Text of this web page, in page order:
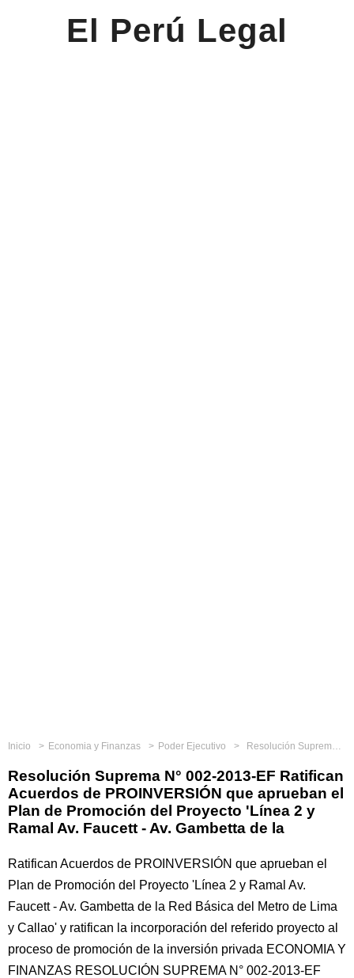
El Perú Legal
Inicio Economia y Finanzas Poder Ejecutivo Resolución Suprema N° 002-2013-EF Ratifican Acuerdos de PROINVERSIÓN que aprueban el Plan de Promoción del Proyecto 'Línea 2 y Ramal Av. Faucett - Av. Gambetta de la
Resolución Suprema N° 002-2013-EF Ratifican
Acuerdos de PROINVERSIÓN que aprueban el
Plan de Promoción del Proyecto 'Línea 2 y
Ramal Av. Faucett - Av. Gambetta de la
Ratifican Acuerdos de PROINVERSIÓN que aprueban el
Plan de Promoción del Proyecto 'Línea 2 y Ramal Av.
Faucett - Av. Gambetta de la Red Básica del Metro de Lima
y Callao' y ratifican la incorporación del referido proyecto al
proceso de promoción de la inversión privada ECONOMIA Y
FINANZAS RESOLUCIÓN SUPREMA N° 002-2013-EF